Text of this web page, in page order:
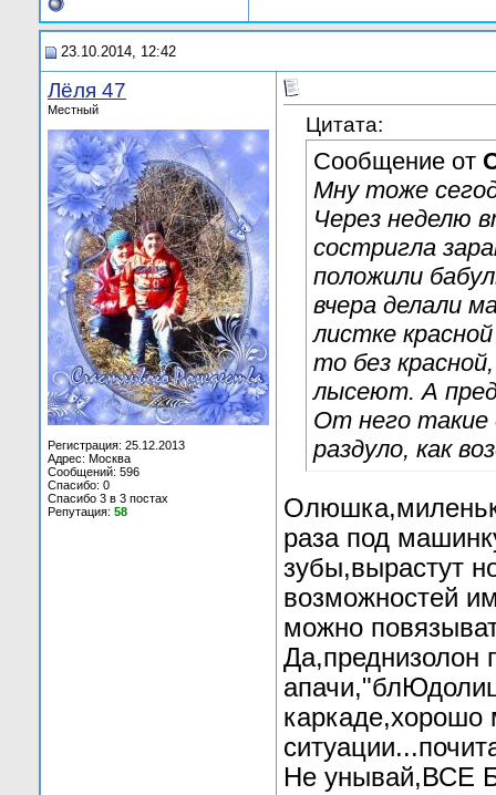
23.10.2014, 12:42
Лёля 47
Местный
Регистрация: 25.12.2013
Адрес: Москва
Сообщений: 596
Спасибо: 0
Спасибо 3 в 3 постах
Репутация: 58
Цитата:
Сообщение от
Мну тоже
Через неделю
состригла
положили
вчера делали
листке
то без
лысеют. А
От него такие
раздуло, как
раза под
зубы,вырастут
возможностей
можно
Да,преднизолон
каркаде,хорошо
Не унывай,ВСЕ